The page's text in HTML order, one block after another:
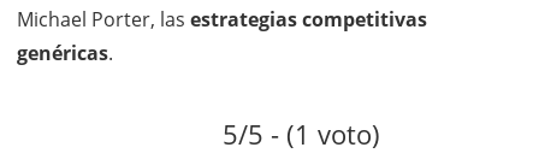
Michael Porter, las estrategias competitivas
genéricas.
5/5 - (1 voto)